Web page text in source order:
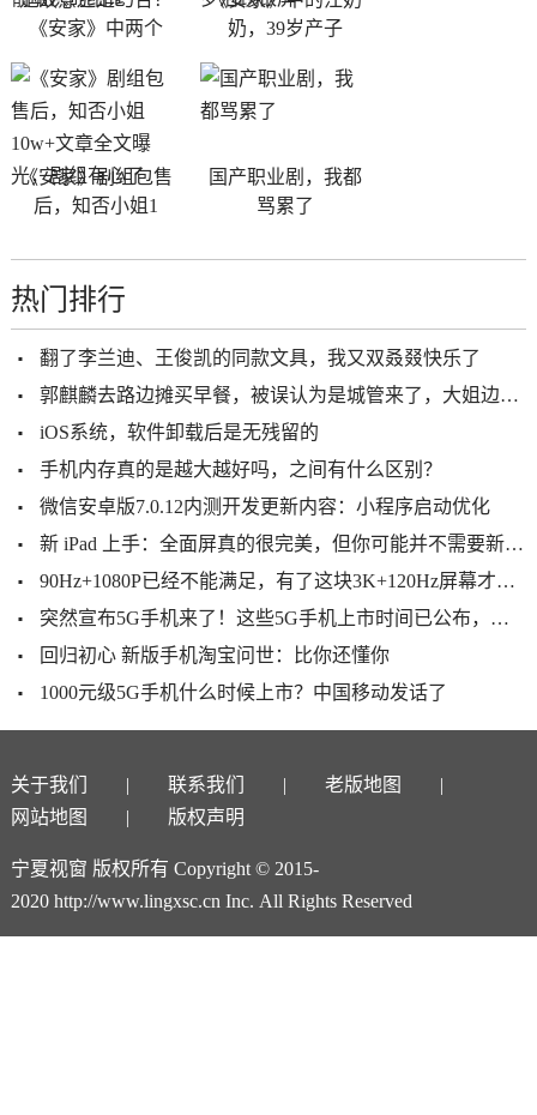
《安家》中两个
奶，39岁产子
《安家》剧组包售
后，知否小姐1
国产职业剧，我都
骂累了
热门排行
翻了李兰迪、王俊凯的同款文具，我又双叒叕快乐了
郭麒麟去路边摊买早餐，被误认为是城管来了，大姐边跑边骂！
iOS系统，软件卸载后是无残留的
手机内存真的是越大越好吗，之间有什么区别？
微信安卓版7.0.12内测开发更新内容：小程序启动优化
新 iPad 上手：全面屏真的很完美，但你可能并不需要新 iPad
90Hz+1080P已经不能满足，有了这块3K+120Hz屏幕才能叫做真旗舰
突然宣布5G手机来了！这些5G手机上市时间已公布，你会换手机吗？
回归初心 新版手机淘宝问世：比你还懂你
1000元级5G手机什么时候上市？中国移动发话了
关于我们 联系我们
老版地图
网站地图
版权声明
宁夏视窗 版权所有 Copyright © 2015-
2020 http://www.lingxsc.cn Inc. All Rights Reserved